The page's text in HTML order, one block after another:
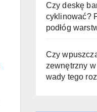
Czy deskę
cyklinować?
podłóg
Czy
zewnętrzny
wady tego